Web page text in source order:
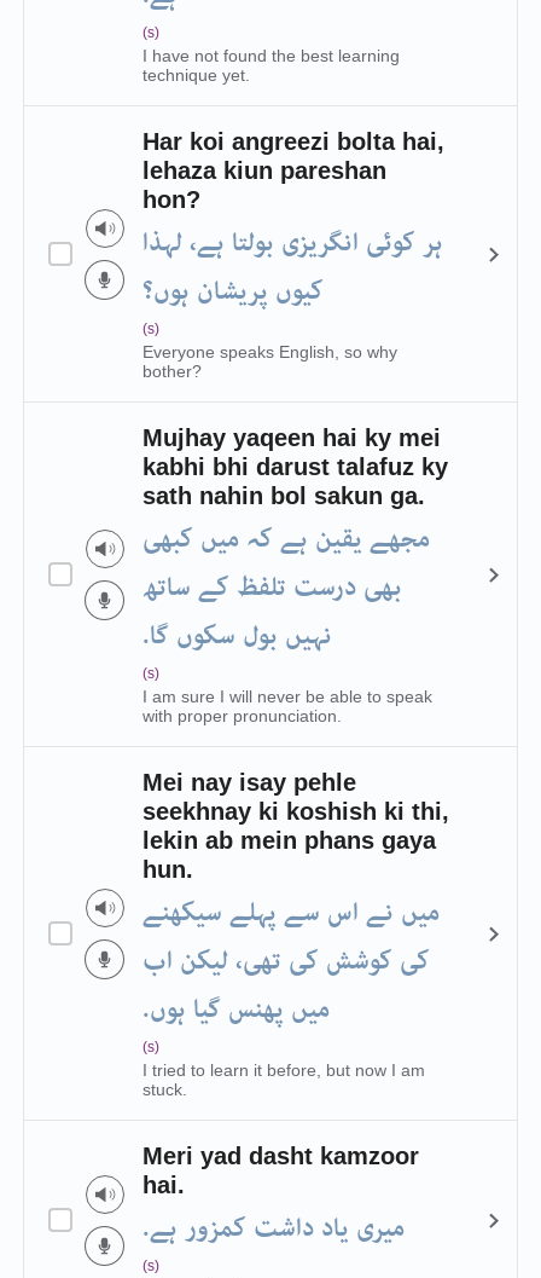
(s)
I have not found the best learning
technique yet.
Har koi angreezi bolta hai,
lehaza kiun pareshan
hon?
ہر کوئی انگریزی بولتا ہے، لہذا
کیوں پریشان ہوں؟
(s)
Everyone speaks English, so why
bother?
Mujhay yaqeen hai ky mei
kabhi bhi darust talafuz ky
sath nahin bol sakun ga.
مجھے یقین ہے کہ میں کبھی
بھی درست تلفظ کے ساتھ
نہیں بول سکوں گا.
(s)
I am sure I will never be able to speak
with proper pronunciation.
Mei nay isay pehle
seekhnay ki koshish ki thi,
lekin ab mein phans gaya
hun.
میں نے اس سے پہلے سیکھنے
کی کوشش کی تهی، لیکن اب
میں پھنس گیا ہوں.
(s)
I tried to learn it before, but now I am
stuck.
Meri yad dasht kamzoor
hai.
میری یاد داشت کمزور ہے.
(s)